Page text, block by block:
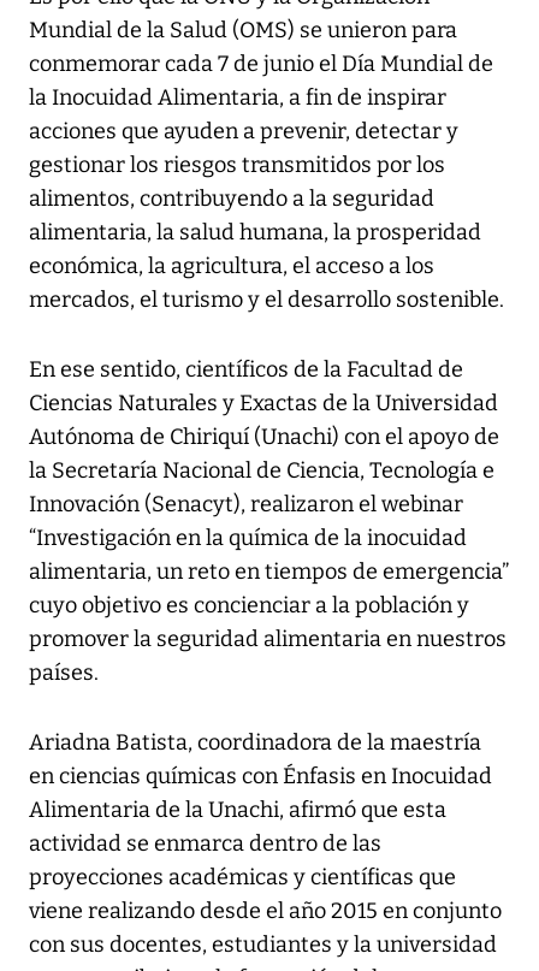
Mundial de la Salud (OMS) se unieron para
conmemorar cada 7 de junio el Día Mundial de
la Inocuidad Alimentaria, a fin de inspirar
acciones que ayuden a prevenir, detectar y
gestionar los riesgos transmitidos por los
alimentos, contribuyendo a la seguridad
alimentaria, la salud humana, la prosperidad
económica, la agricultura, el acceso a los
mercados, el turismo y el desarrollo sostenible.
En ese sentido, científicos de la Facultad de
Ciencias Naturales y Exactas de la Universidad
Autónoma de Chiriquí (Unachi) con el apoyo de
la Secretaría Nacional de Ciencia, Tecnología e
Innovación (Senacyt), realizaron el webinar
“Investigación en la química de la inocuidad
alimentaria, un reto en tiempos de emergencia”
cuyo objetivo es concienciar a la población y
promover la seguridad alimentaria en nuestros
países.
Ariadna Batista, coordinadora de la maestría
en ciencias químicas con Énfasis en Inocuidad
Alimentaria de la Unachi, afirmó que esta
actividad se enmarca dentro de las
proyecciones académicas y científicas que
viene realizando desde el año 2015 en conjunto
con sus docentes, estudiantes y la universidad